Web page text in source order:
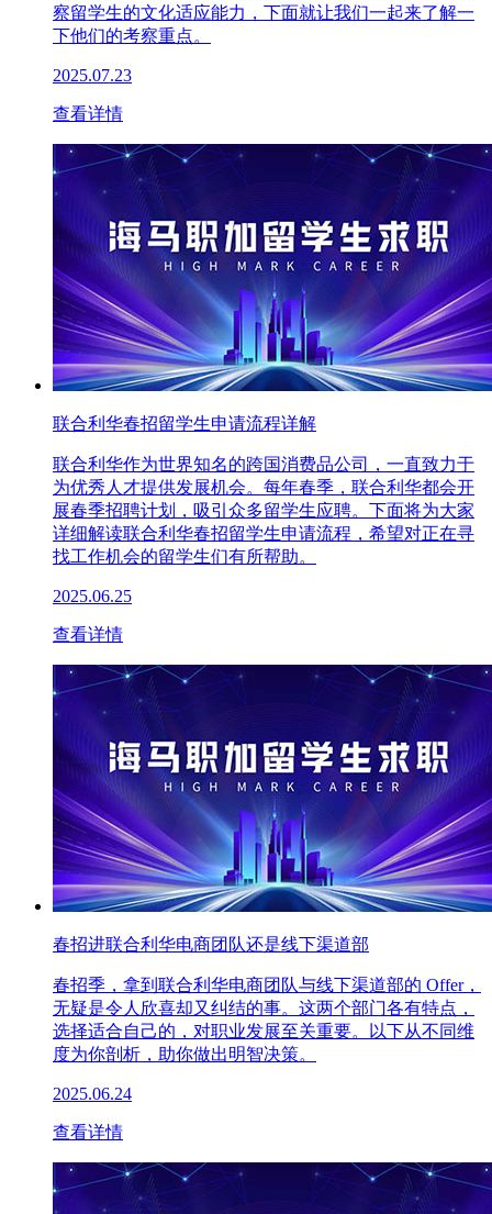
察留学生的文化适应能力，下面就让我们一起来了解一
下他们的考察重点。
2025.07.23
查看详情
联合利华春招留学生申请流程详解
联合利华作为世界知名的跨国消费品公司，一直致力于
为优秀人才提供发展机会。每年春季，联合利华都会开
展春季招聘计划，吸引众多留学生应聘。下面将为大家
详细解读联合利华春招留学生申请流程，希望对正在寻
找工作机会的留学生们有所帮助。
2025.06.25
查看详情
春招进联合利华电商团队还是线下渠道部
春招季，拿到联合利华电商团队与线下渠道部的 Offer，
无疑是令人欣喜却又纠结的事。这两个部门各有特点，
选择适合自己的，对职业发展至关重要。以下从不同维
度为你剖析，助你做出明智决策。
2025.06.24
查看详情